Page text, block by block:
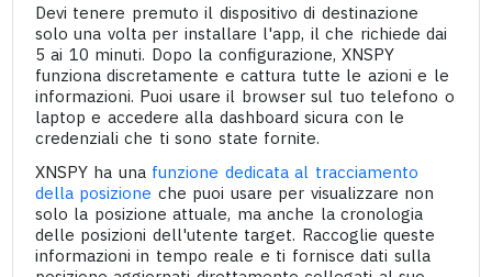
Devi tenere premuto il dispositivo di destinazione
solo una volta per installare l'app, il che richiede dai
5 ai 10 minuti. Dopo la configurazione, XNSPY
funziona discretamente e cattura tutte le azioni e le
informazioni. Puoi usare il browser sul tuo telefono o
laptop e accedere alla dashboard sicura con le
credenziali che ti sono state fornite.
XNSPY ha una funzione dedicata al tracciamento
della posizione che puoi usare per visualizzare non
solo la posizione attuale, ma anche la cronologia
delle posizioni dell'utente target. Raccoglie queste
informazioni in tempo reale e ti fornisce dati sulla